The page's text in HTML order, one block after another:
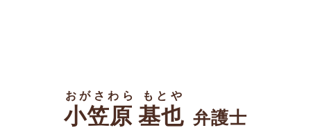
小笠原 基也
おがさわら もとや
弁護士